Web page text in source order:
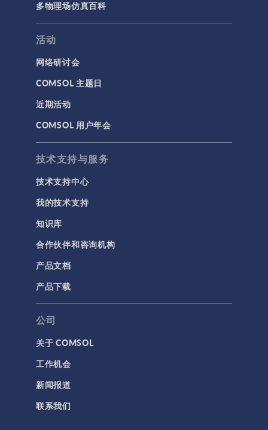
多物理场仿真百科
活动
网络研讨会
COMSOL 主题日
近期活动
COMSOL 用户年会
技术支持与服务
技术支持中心
我的技术支持
知识库
合作伙伴和咨询机构
产品文档
产品下载
公司
关于 COMSOL
工作机会
新闻报道
联系我们